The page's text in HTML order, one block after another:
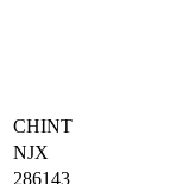
CHINT
NJX
286143